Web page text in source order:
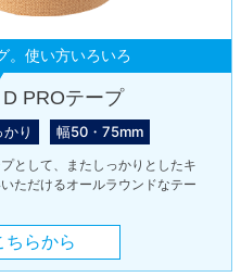
。使い方いろいろ
PROテープ
かり 幅50・75mm
として、またしっかりとしたキ
ただけるオールラウンドなテー
ちらから